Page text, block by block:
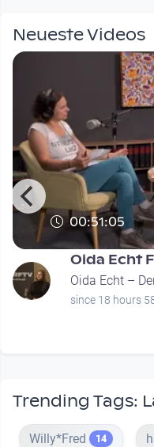
Neueste Videos
00:51:05
Oida Echt
Oida Echt –
since 18 hours
Trending Tags:
Willy*Fred 14